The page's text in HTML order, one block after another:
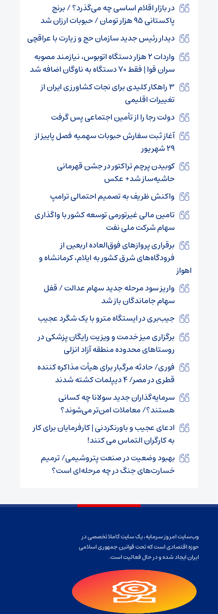
در بازار اقلام اساسی چه می‌گذرد؟ / برنج
پاکستانی ۹۵ هزار تومان / حبوبات ارزان شد
دیدار رئیس جدید سازمان حج و زیارت با عراقچی
واردات ۲ هزار دستگاه اتوبوس، نیازمند مصوبه
سران قوا | فقط ۷۰ دستگاه به ناوگان اضافه شد
۳ راهکار کلیدی برای نجات کشاورزی ایران از
تغییرات اقلیمی
دولت رجا را از تأمین اجتماعی پس گرفت
آغاز ثبت سفارش حبوبات سهمیه فصل پاییز از
۲۹ شهریور
کوبیدن پرچم تراکتور در جشن قهرمانی
حاشیه‌ساز شد+ عکس
واکنش ظریف به تصمیم احتمالی ترامپ
تامین مالی غیرتورمی توسعه کشور با واگذاری
سهام شرکت ملی نفت
برقراری پروازهای فوق‌العاده اربعین از
فرودگاه‌های شرق کشور به ایلام، کرمانشاه و
اهواز
واریز سود مرحله جدید سهام عدالت / قفل
سهام جاماندگان باز شد
جیب‌بری در ایستگاه مترو با یک شگرد عجیب
برگزاری میز خدمت و ویزیت رایگان پزشکی در
روستاهای محدوده منطقه آزاد انزلی
فوری/ حادثه مرگبار برای هیأت مذاکره کننده
قطری در مصر/ ۴ دیپلمات کشته شدند
سرمایه‌گذاران جدید سولانا چه کسانی
هستند؟/ معاملات امن‌تر می‌شوند؟
ادعای عجیب و باورنکردنی | کارفرمایان برای کار
به کارگران التماس می کنند!
بهبود وضعیت در صنعت پتروشیمی/ ترمیم
خسارت‌های جنگ در چه مرحله‌ای است؟
وب‌سایت امروز سرمایه، یک سایت کاملا تخصصی در
حوزه اقتصادی است که تحت قوانین جمهوری اسلامی
ایران ایجاد شده و در حال فعالیت است.